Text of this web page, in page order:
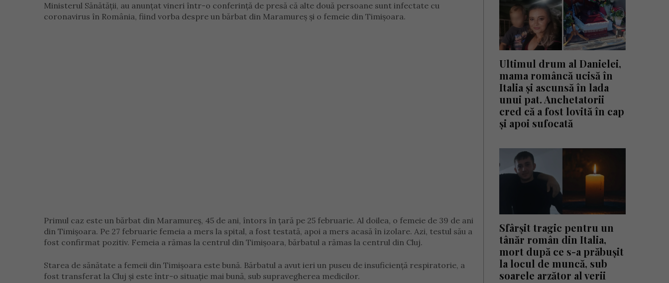
Ministerul Sănătăţii, au anunțat vineri într-o conferinţă de presă că alte două persoane sunt infectate cu
coronavirus în România, fiind vorba despre un bărbat din Maramureș și o femeie din Timișoara.
Primul caz este un bărbat din Maramureş, 45 de ani, întors în ţară pe 25 februarie. Al doilea, o femeie de 39 de ani
din Timişoara. Pe 27 februarie femeia a mers la spital, a fost testată, apoi a mers acasă în izolare. Azi, testul său a
fost confirmat pozitiv. Femeia a rămas la centrul din Timișoara, bărbatul a rămas la centrul din Cluj.
Starea de sănătate a femeii din Timișoara este bună. Bărbatul a avut ieri un puseu de insuficiență respiratorie, a
fost transferat la Cluj și este într-o situație mai bună, sub supravegherea medicilor.
Ultimul drum al Danielei,
mama româncă ucisă în
Italia și ascunsă în lada
unui pat. Anchetatorii
cred că a fost lovită în cap
și apoi sufocată
Sfârșit tragic pentru un
tânăr român din Italia,
mort după ce s-a prăbușit
la locul de muncă, sub
soarele arzător al verii